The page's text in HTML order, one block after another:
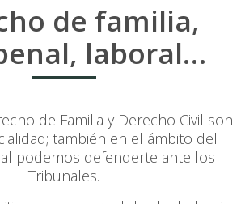
de familia,
laboral…
de Familia y Derecho Civil son
también en el ámbito del
podemos defenderte ante los
Tribunales.